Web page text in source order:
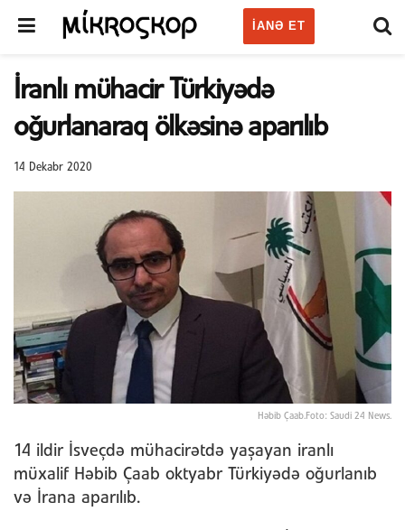
IANƏ ET
İranlı mühacir Türkiyədə
oğurlanaraq ölkəsinə aparılıb
14 Dekabr 2020
Həbib Çaab.Foto: Saudi 24 News.
14 ildir İsveçdə mühacirətdə yaşayan iranlı
müxalif Həbib Çaab oktyabr Türkiyədə oğurlanıb
və İrana aparılıb.